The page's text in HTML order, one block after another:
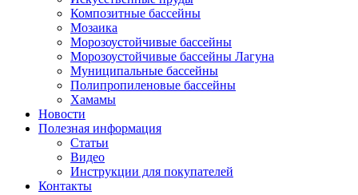
Композитные бассейны
Мозаика
Морозоустойчивые бассейны
Морозоустойчивые бассейны Лагуна
Муниципальные бассейны
Полипропиленовые бассейны
Хамамы
Новости
Полезная информация
Статьи
Видео
Инструкции для покупателей
Контакты